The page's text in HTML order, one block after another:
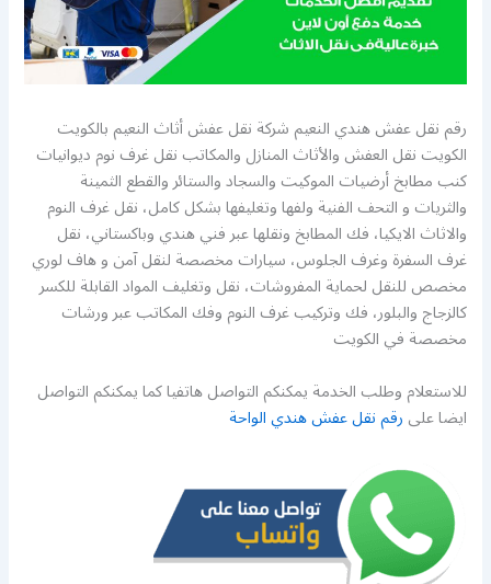
رقم نقل عفش هندي النعيم شركة نقل عفش أثاث النعيم بالكويت
الكويت نقل العفش والأثاث المنازل والمكاتب نقل غرف نوم ديوانيات
كنب مطابخ أرضيات الموكيت والسجاد والستائر والقطع الثمينة
والثريات و التحف الفنية ولفها وتغليفها بشكل كامل، نقل غرف النوم
والاثاث الايكيا، فك المطابخ ونقلها عبر فني هندي وباكستاني، نقل
غرف السفرة وغرف الجلوس، سيارات مخصصة لنقل آمن و هاف لوري
مخصص للنقل لحماية المفروشات، نقل وتغليف المواد القابلة للكسر
كالزجاج والبلور، فك وتركيب غرف النوم وفك المكاتب عبر ورشات
مخصصة في الكويت
للاستعلام وطلب الخدمة يمكنكم التواصل هاتفيا كما يمكنكم التواصل
ايضا علىرقم نقل عفش هندي الواحة